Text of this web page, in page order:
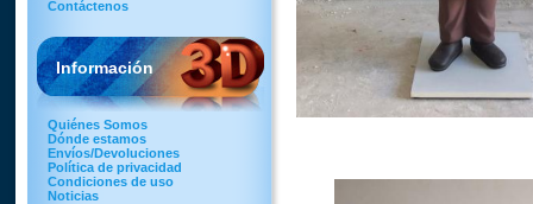
Contáctenos
Información
Quiénes Somos
Dónde estamos
Envíos/Devoluciones
Política de privacidad
Condiciones de uso
Noticias